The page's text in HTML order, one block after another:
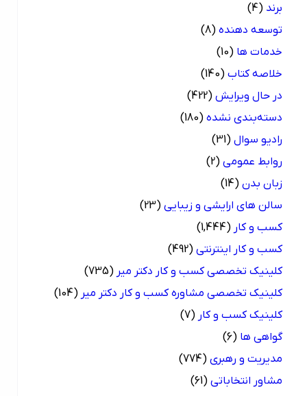
(4)
توسعه دهنده (8)
خدمات ها (10)
خلاصه کتاب (140)
در حال ویرایش (422)
دسته‌بندی نشده (180)
رادیو سوال (31)
روابط عمومی (2)
زبان بدن (14)
سالن های ارایشی و زیبایی (23)
کسب و کار (1,444)
کسب و کار اینترنتی (492)
کلینیک تخصصی کسب و کار دکتر میر (735)
کلینیک تخصصی مشاوره کسب و کار دکتر میر (104)
کلینیک کسب و کار (7)
گواهی ها (6)
مدیریت و رهبری (774)
مشاور انتخاباتی (61)